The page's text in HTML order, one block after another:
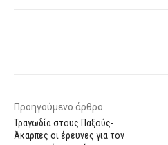
Προηγούμενο άρθρο
Τραγωδία στους Παξούς-
Άκαρπες οι έρευνες για τον